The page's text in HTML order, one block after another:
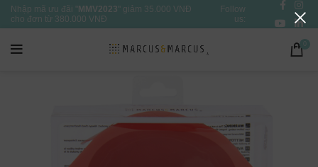
Nhập mã ưu đãi " MMV2023 " giảm 35.000 VNĐ
cho đơn từ 380.000 VNĐ
Follow
us: